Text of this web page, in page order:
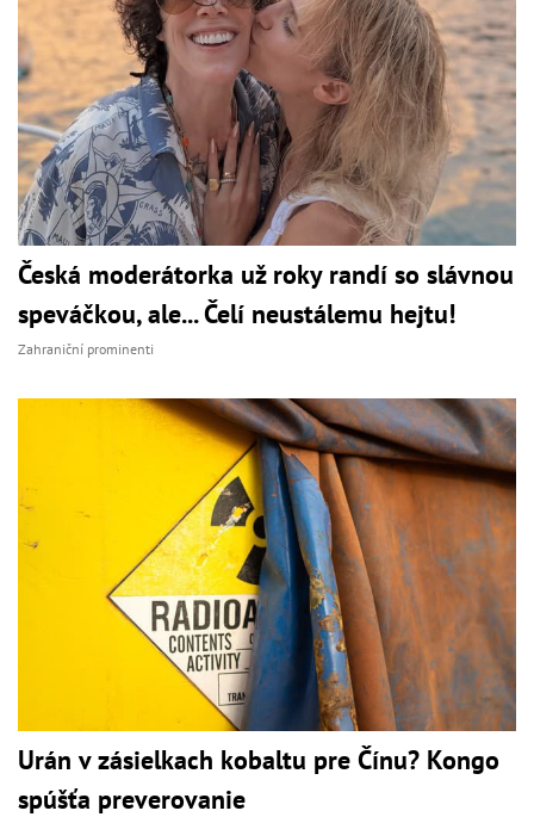
Česká moderátorka už roky randí so slávnou
speváčkou, ale... Čelí neustálemu hejtu!
Zahraniční prominenti
Urán v zásielkach kobaltu pre Čínu? Kongo
spúšťa preverovanie